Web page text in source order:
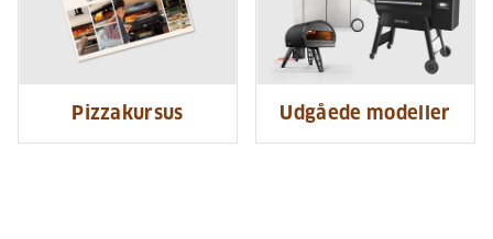
Pizzakursus Udgåede modeller